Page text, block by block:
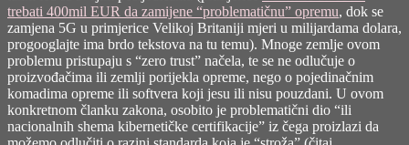
trebati 400mil EUR da zamijene “problematičnu” opremu, dok se
zamjena 5G u primjerice Velikoj Britaniji mjeri u milijardama dolara,
progooglajte ima brdo tekstova na tu temu). Mnoge zemlje ovom
problemu pristupaju s “zero trust” načela, te se ne odlučuje o
proizvođačima ili zemlji porijekla opreme, nego o pojedinačnim
komadima opreme ili softvera koji jesu ili nisu pouzdani. U ovom
konkretnom članku zakona, osobito je problematični dio “ili
nacionalnih shema kibernetičke certifikacije” iz čega proizlazi da